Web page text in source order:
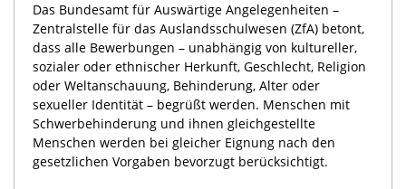
Das Bundesamt für Auswärtige Angelegenheiten –
Zentralstelle für das Auslandsschulwesen (ZfA) betont,
dass alle Bewerbungen – unabhängig von kultureller,
sozialer oder ethnischer Herkunft, Geschlecht, Religion
oder Weltanschauung, Behinderung, Alter oder
sexueller Identität – begrüßt werden. Menschen mit
Schwerbehinderung und ihnen gleichgestellte
Menschen werden bei gleicher Eignung nach den
gesetzlichen Vorgaben bevorzugt berücksichtigt.